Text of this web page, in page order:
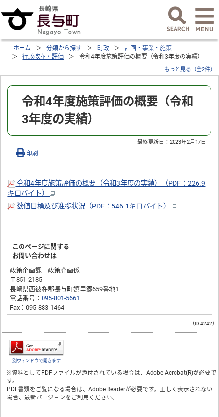
ホーム 分類から探す 町政
計画・事業・施策
行政改革・評価
令和4年度施策評価の概要（令和3年度の実績）
もっと見る（全2件）
令和4年度施策評価の概要（令和
3年度の実績）
最終更新日：2023年2月17日
印刷
令和4年度施策評価の概要（令和3年度の実績）（PDF：226.9
キロバイト）
数値目標及び進捗状況（PDF：546.1キロバイト）
このページに関する
お問い合わせは
政策企画課 政策企画係
〒851-2185
長崎県西彼杵郡長与町嬉里郷659番地1
電話番号：095-801-5661
Fax：095-883-1464
（ID:4242）
別ウィンドウで開きます
※資料としてPDFファイルが添付されている場合は、Adobe Acrobat(R)が必要で
す。
PDF書類をご覧になる場合は、Adobe Readerが必要です。正しく表示されない
場合、最新バージョンをご利用ください。